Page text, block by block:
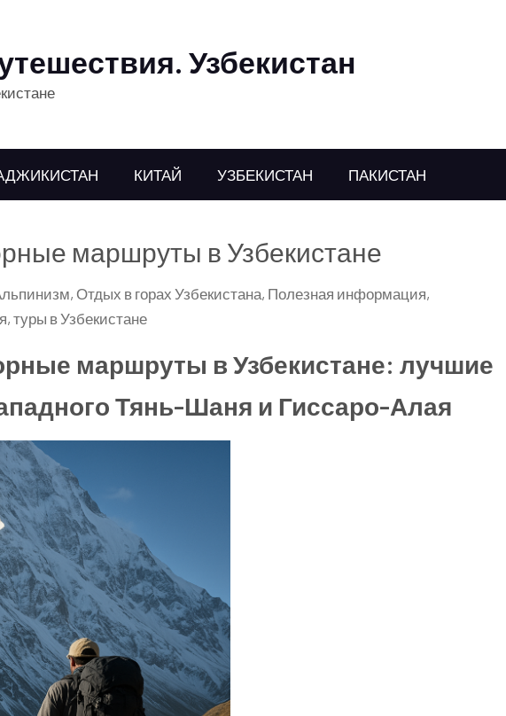
Узбекистан
КИТАЙ УЗБЕКИСТАН ПАКИСТАН
маршруты в Узбекистане
, Отдых в горах Узбекистана, Полезная информация,
, туры в Узбекистане
маршруты в Узбекистане: лучшие
Тянь-Шаня и Гиссаро-Алая